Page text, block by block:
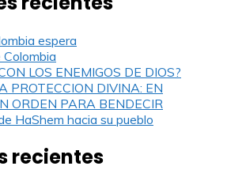
espera
LOS ENEMIGOS DE DIOS?
PROTECCION DIVINA: EN
ORDEN PARA BENDECIR
HaShem hacia su pueblo
recientes